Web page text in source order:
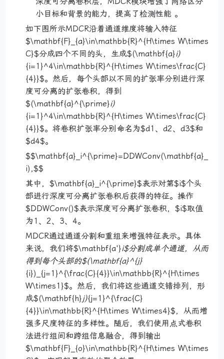
小目标和背景的能力，提高了检测性能 。
如下图所示MDCR沿着通道维度将输入特征
$\mathbf{F}_{a}\in\mathbb{R}^{H\times W\times
C}$分成四个不同的头，生成$(\mathbf{a}i)
{i=1}^4\in\mathbb{R}^{H\times W\times\frac{C}
{4}}$。然后，每个头部以不同的扩张率分别进行深
度可分离的扩张卷积，得到
$(\mathbf{a}^{\prime}i)
{i=1}^4\in\mathbb{R}^{H\times W\times\frac{C}
{4}}$。将卷积扩张率分别命名为$d1、d2、d3$和
$d4$。
$$\mathbf{a}_i^{\prime}=DDWConv(\mathbf{a}_
i),$$
其中，$\mathbf{a}_i^{\prime}$表示对第$i$个头
部进行深度可分离扩张卷积后获得的特征。操作
$DDWConv()$表示深度可分离扩张卷积，$i$取值
为1、2、3、4。
MDCR通过通道分割和重组来增强特征表示。具体
来说，我们将$\mathbf{a'}i$分割成单个通道，从而
得到每个头部的$(\mathbf{a}^{j}
{i})_{j=1}^{\frac{C}{4}}\in\mathbb{R}^{H\times
W\times1}$。然后，我们将这些通道交错排列，形
成$(\mathbf{h}j){j=1}^{\frac{C}
{4}}\in\mathbb{R}^{H\times W\times4}$，从而增
强多尺度特征的多样性。随后，我们使用点式卷积
法进行组间和跨组信息融合，得到输出
$\mathbf{F}_{o}\in\mathbb{R}^{H\times W\times